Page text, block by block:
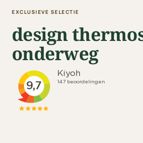
EXCLUSIEVE SELECTIE
design
onderweg